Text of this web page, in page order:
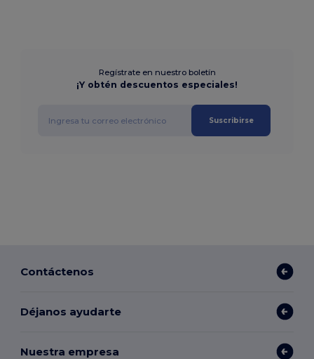
Regístrate en nuestro boletín
¡Y obtén descuentos especiales!
Suscribirse
Contáctenos
Déjanos ayudarte
Nuestra empresa